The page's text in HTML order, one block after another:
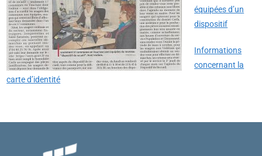
équipées d’un
dispositif
Informations
concernant la
carte d’identité